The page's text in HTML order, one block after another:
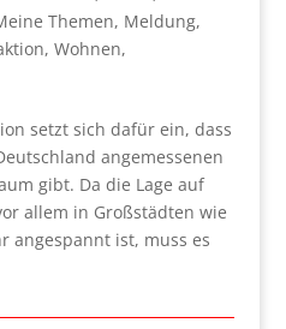
Themen, Meldung,
, Wohnen,
setzt sich dafür ein, dass
angemessenen
gibt. Da die Lage auf
allem in Großstädten wie
angespannt ist, muss es